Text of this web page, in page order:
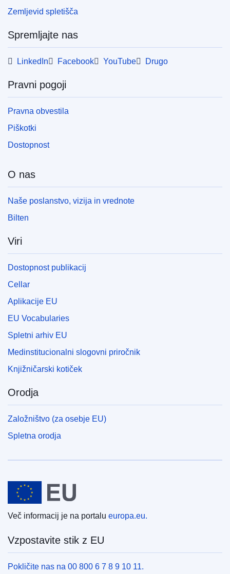
Zemljevid spletišča
Spremljajte nas
LinkedIn Facebook YouTube Drugo
Pravni pogoji
Pravna obvestila
Piškotki
Dostopnost
O nas
Naše poslanstvo, vizija in vrednote
Bilten
Viri
Dostopnost publikacij
Cellar
Aplikacije EU
EU Vocabularies
Spletni arhiv EU
Medinstitucionalni slogovni priročnik
Knjižničarski kotiček
Orodja
Založništvo (za osebje EU)
Spletna orodja
Evropska unija
Več informacij je na portalu europa.eu.
Vzpostavite stik z EU
Pokličite nas na 00 800 6 7 8 9 10 11.